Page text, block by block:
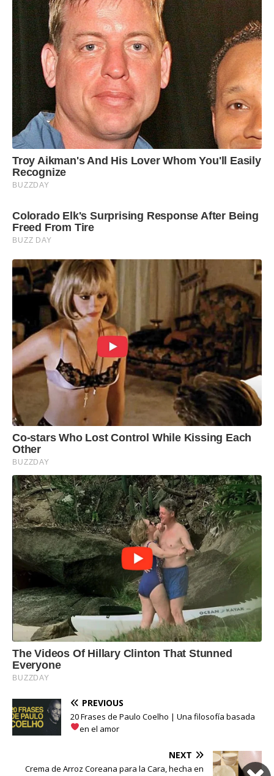
PREVIOUS
20 Frases de Paulo Coelho | Una filosofía basada
en el amor
NEXT
Crema de Arroz Coreana para la Cara, hecha en